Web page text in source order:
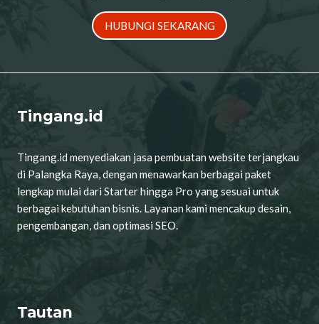
HUBUNGI SEKARANG
Tingang.id
Tingang.id menyediakan jasa pembuatan website terjangkau
di Palangka Raya, dengan menawarkan berbagai paket
lengkap mulai dari Starter hingga Pro yang sesuai untuk
berbagai kebutuhan bisnis. Layanan kami mencakup desain,
pengembangan, dan optimasi SEO.
Tautan